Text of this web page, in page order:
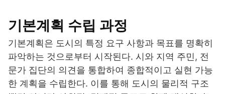
기본계획 수립 과정
기본계획은 도시의 특정 요구 사항과 목표를 명확히
파악하는 것으로부터 시작된다. 시와 지역 주민, 전
문가 집단의 의견을 통합하여 종합적이고 실현 가능
한 계획을 수립한다. 이를 통해 도시의 물리적 구조